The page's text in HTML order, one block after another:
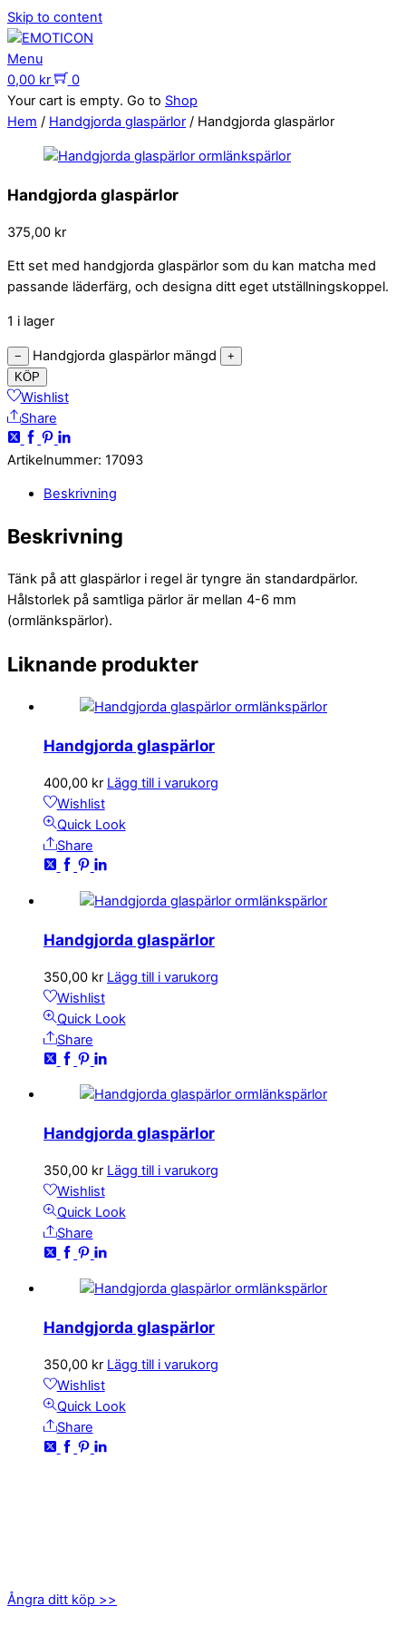
Skip to content
Menu
0,00 kr
0
Your cart is empty. Go to Shop
Hem / Handgjorda glaspärlor / Handgjorda glaspärlor
Handgjorda glaspärlor
375,00 kr
Ett set med handgjorda glaspärlor som du kan matcha med
passande läderfärg, och designa ditt eget utställningskoppel.
1 i lager
− Handgjorda glaspärlor mängd
+
KÖP
Wishlist
Share
Artikelnummer: 17093
Beskrivning
Beskrivning
Tänk på att glaspärlor i regel är tyngre än standardpärlor.
Hålstorlek på samtliga pärlor är mellan 4-6 mm
(ormlänkspärlor).
Liknande produkter
Handgjorda glaspärlor
400,00 kr Lägg till i varukorg
Wishlist
Quick Look
Share
Handgjorda glaspärlor
350,00 kr Lägg till i varukorg
Wishlist
Quick Look
Share
Handgjorda glaspärlor
350,00 kr Lägg till i varukorg
Wishlist
Quick Look
Share
Handgjorda glaspärlor
350,00 kr Lägg till i varukorg
Wishlist
Quick Look
Share
Ångra ditt köp >>